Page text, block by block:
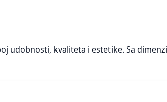
kvaliteta i estetike. Sa